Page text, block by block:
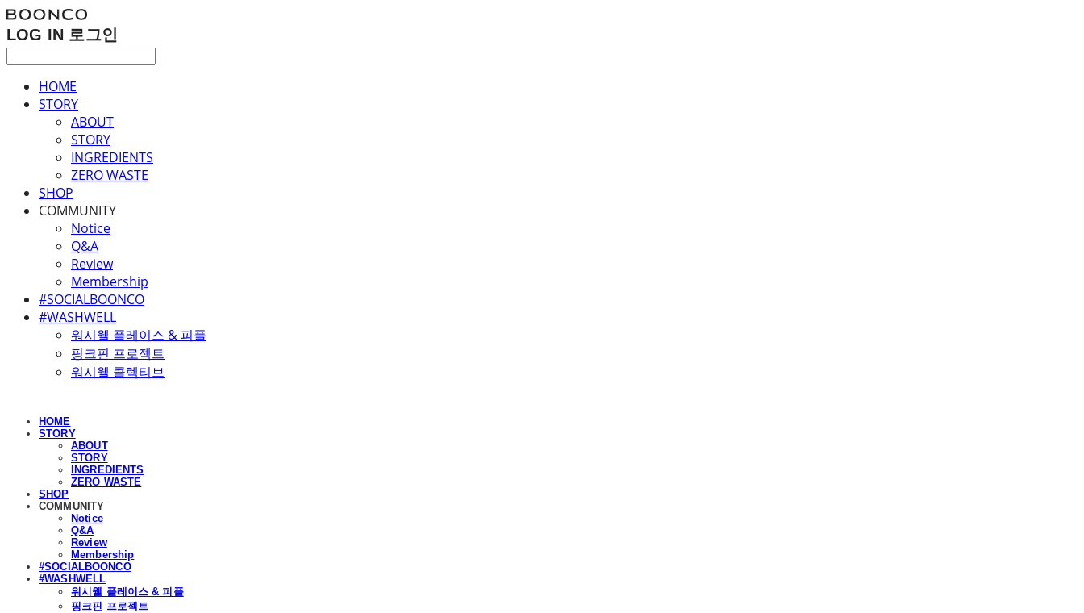
LOG IN 로그인
HOME
STORY
ABOUT
STORY
INGREDIENTS
ZERO WASTE
SHOP
COMMUNITY
Notice
Q&A
Review
Membership
#SOCIALBOONCO
#WASHWELL
워시웰 플레이스 & 피플
핑크핀 프로젝트
워시웰 콜렉티브
HOME
STORY
ABOUT
STORY
INGREDIENTS
ZERO WASTE
SHOP
COMMUNITY
Notice
Q&A
Review
Membership
#SOCIALBOONCO
#WASHWELL
워시웰 플레이스 & 피플
핑크핀 프로젝트